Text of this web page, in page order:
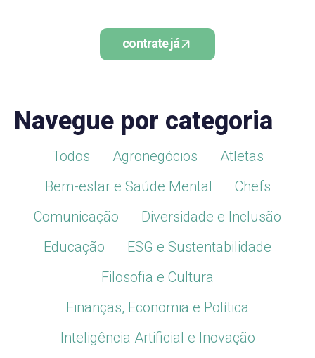
contrate já
Navegue por categoria
Todos Agronegócios
Atletas
Bem-estar e Saúde Mental
Chefs
Comunicação
Diversidade e Inclusão
Educação
ESG e Sustentabilidade
Filosofia e Cultura
Finanças, Economia e Política
Inteligência Artificial e Inovação